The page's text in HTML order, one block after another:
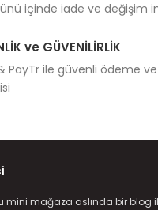
içinde iade ve değişim
ve GÜVENİLİRLİK
PayTr ile güvenli ödeme
mini mağaza aslında bir blog